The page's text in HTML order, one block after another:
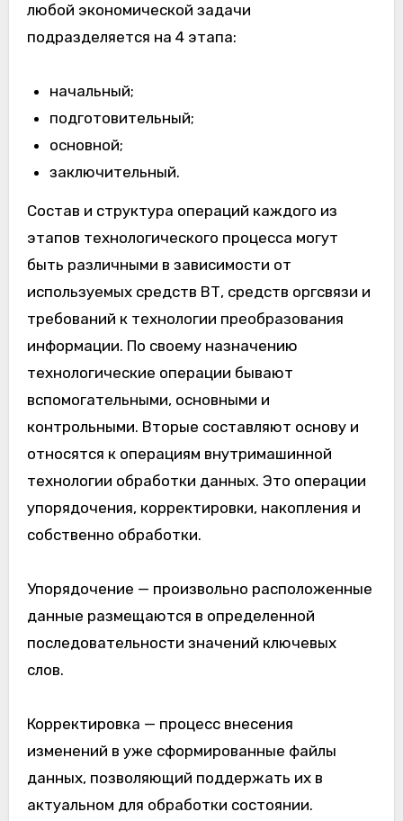
любой экономической задачи
подразделяется на 4 этапа:
начальный;
подготовительный;
основной;
заключительный.
Состав и структура операций каждого из
этапов технологического процесса могут
быть различными в зависимости от
используемых средств ВТ, средств оргсвязи и
требований к технологии преобразования
информации. По своему назначению
технологические операции бывают
вспомогательными, основными и
контрольными. Вторые составляют основу и
относятся к операциям внутримашинной
технологии обработки данных. Это операции
упорядочения, корректировки, накопления и
собственно обработки.
Упорядочение — произвольно расположенные
данные размещаются в определенной
последовательности значений ключевых
слов.
Корректировка — процесс внесения
изменений в уже сформированные файлы
данных, позволяющий поддержать их в
актуальном для обработки состоянии.